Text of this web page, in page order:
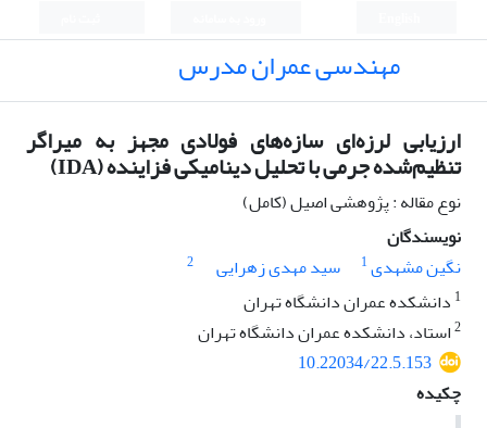
مهندسی عمران مدرس
ارزیابی لرزه‌ای سازه‌های فولادی مجهز به میراگر
تنظیم‌شده جرمی با تحلیل دینامیکی فزاینده (IDA)
نوع مقاله : پژوهشی اصیل (کامل)
نویسندگان
نگین مشهدی1 سید مهدی زهرایی
2
1 دانشکده عمران دانشگاه تهران
2استاد، دانشکده عمران دانشگاه تهران
10.22034/22.5.153
چکیده